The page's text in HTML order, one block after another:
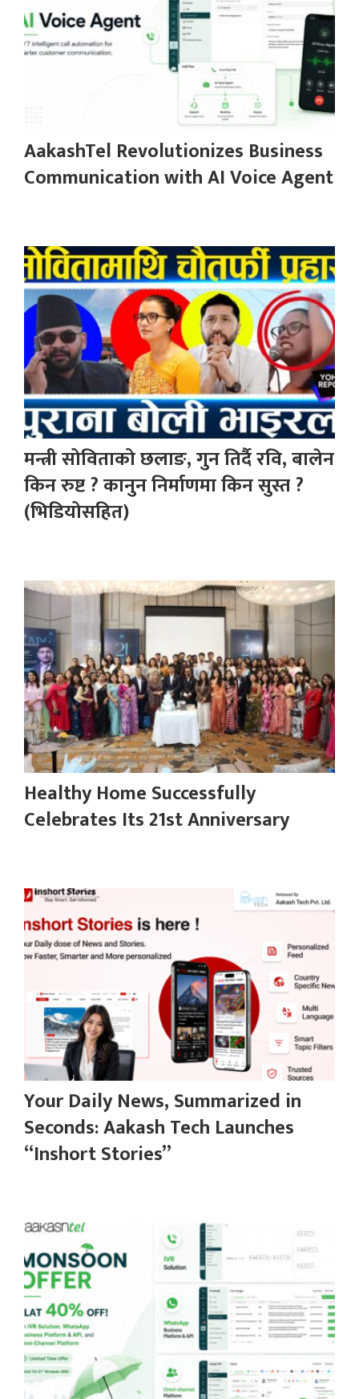
AakashTel Revolutionizes Business
Communication with AI Voice Agent
मन्त्री सोविताको छलाङ, गुन तिर्दै रवि, बालेन
किन रुष्ट ? कानुन निर्माणमा किन सुस्त ?
(भिडियोसहित)
Healthy Home Successfully
Celebrates Its 21st Anniversary
Your Daily News, Summarized in
Seconds: Aakash Tech Launches
“Inshort Stories”